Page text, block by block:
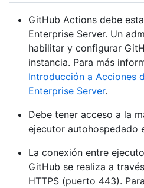
GitHub Actions debe
Enterprise Server. Un
habilitar y configurar
instancia. Para más
Introducción a Acciones
Enterprise Server.
Debe tener acceso a la
ejecutor autohospedado
La conexión entre
GitHub se realiza a
HTTPS (puerto 443).